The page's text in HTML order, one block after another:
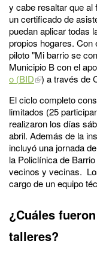
y cabe resaltar que al
un certificado de
puedan aplicar todas
propios hogares. Con
piloto "Mi barrio se
Municipio B con el
o (BID
) a través de
El ciclo completo
limitados (25
realizaron los días
abril. Además de la
incluyó una jornada
la Policlínica de
vecinos y vecinas.
cargo de un equipo
¿Cuáles
talleres?